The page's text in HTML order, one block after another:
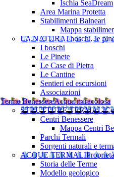
Ischia SeaDream
Area Marina Protetta
Stabilimenti Balneari
Mappa
LA NATURAI boschi, le
I boschi
Le Pinete
Le Case di Pietra
Le Cantine
Sentieri ed escursioni
Associazioni
Terme BenessereAcqua miracolosa
STRUTTURE TERMALI
Centri Benessere
Mappa Centri
Parchi Termali
Sorgenti naturali e
ACQUE TERMALI
Storia delle Terme
Modello geologico